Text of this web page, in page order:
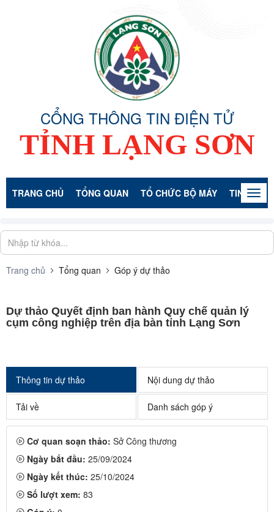
CỔNG THÔNG TIN ĐIỆN TỬ
TỈNH LẠNG SƠN
TRANG CHỦ TỔNG QUAN TỔ CHỨC BỘ MÁY TIN TỨC -
Trang chủ Tổng quan Góp ý dự thảo
Dự thảo Quyết định ban hành Quy chế quản lý
cụm công nghiệp trên địa bàn tỉnh Lạng Sơn
Thông tin dự thảo Nội dung dự thảo
Tải về Danh sách góp ý
Cơ quan soạn thảo: Sở Công thương
Ngày bắt đầu: 25/09/2024
Ngày kết thúc: 25/10/2024
Số lượt xem: 83